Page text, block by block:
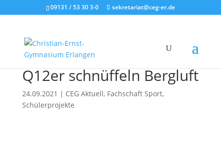
09131 / 53 30 3-0 sekretariat@ceg-er.de
Q12er schnüffeln Bergluft
24.09.2021 | CEG Aktuell, Fachschaft Sport,
Schülerprojekte